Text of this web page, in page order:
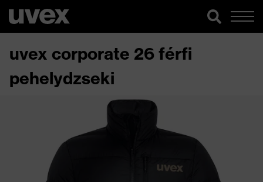
uvex corporate 26 férfi
pehelydzseki